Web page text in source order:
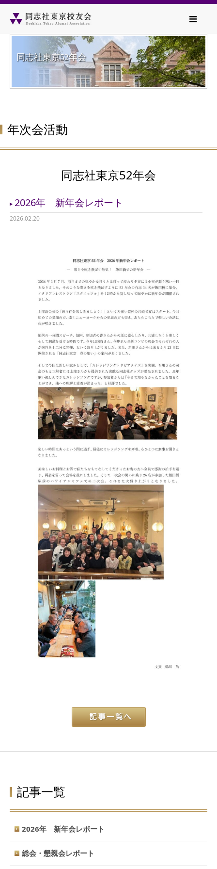
同志社東京52年会
年次会活動
同志社東京52年会
2026年 新年会レポート
2026.02.20
記事一覧
2026年 新年会レポート
総会・懇親会レポート